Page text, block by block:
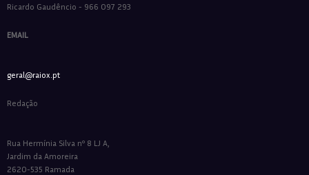
Ricardo Gaudêncio - 966 097 293
EMAIL
geral@raiox.pt
Redação
Rua Hermínia Silva nº 8 LJ A,
Jardim da Amoreira
2620-535 Ramada